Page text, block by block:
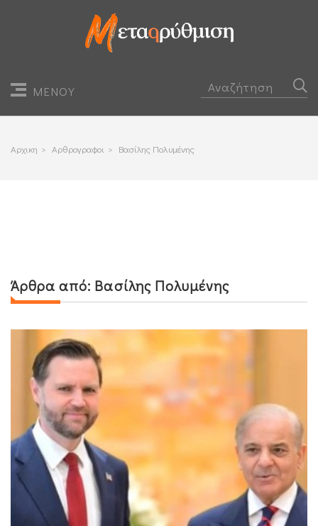
ΜΕΝΟΥ
Αρχικη > Αρθρογραφοι > Βασίλης Πολυμένης
Άρθρα από: Βασίλης Πολυμένης